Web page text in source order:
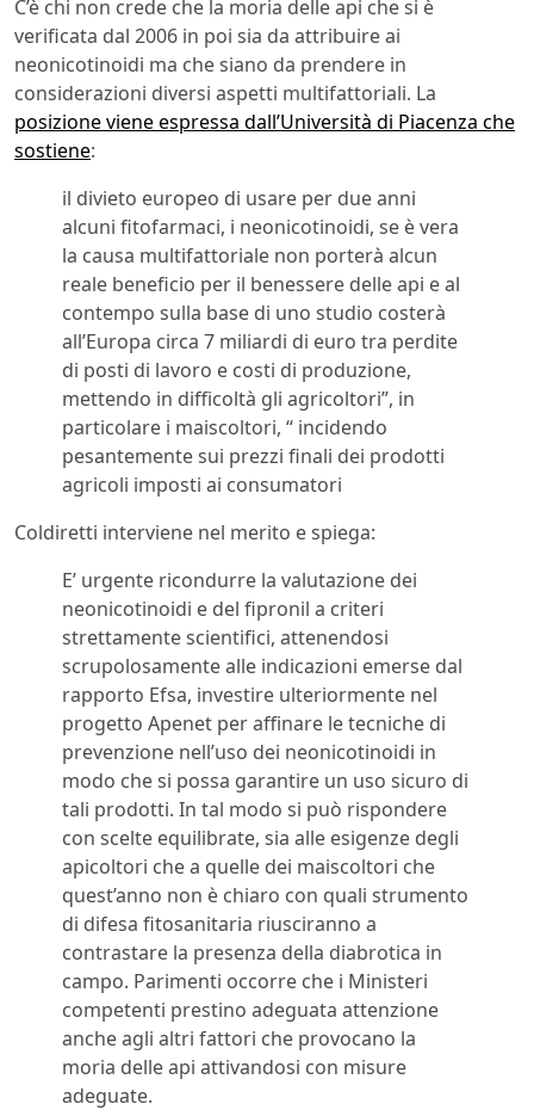
C’è chi non crede che la moria delle api che si è
verificata dal 2006 in poi sia da attribuire ai
neonicotinoidi ma che siano da prendere in
considerazioni diversi aspetti multifattoriali. La
posizione viene espressa dall’Università di Piacenza che
sostiene:
il divieto europeo di usare per due anni
alcuni fitofarmaci, i neonicotinoidi, se è vera
la causa multifattoriale non porterà alcun
reale beneficio per il benessere delle api e al
contempo sulla base di uno studio costerà
all’Europa circa 7 miliardi di euro tra perdite
di posti di lavoro e costi di produzione,
mettendo in difficoltà gli agricoltori”, in
particolare i maiscoltori, “ incidendo
pesantemente sui prezzi finali dei prodotti
agricoli imposti ai consumatori
Coldiretti interviene nel merito e spiega:
E’ urgente ricondurre la valutazione dei
neonicotinoidi e del fipronil a criteri
strettamente scientifici, attenendosi
scrupolosamente alle indicazioni emerse dal
rapporto Efsa, investire ulteriormente nel
progetto Apenet per affinare le tecniche di
prevenzione nell’uso dei neonicotinoidi in
modo che si possa garantire un uso sicuro di
tali prodotti. In tal modo si può rispondere
con scelte equilibrate, sia alle esigenze degli
apicoltori che a quelle dei maiscoltori che
quest’anno non è chiaro con quali strumento
di difesa fitosanitaria riusciranno a
contrastare la presenza della diabrotica in
campo. Parimenti occorre che i Ministeri
competenti prestino adeguata attenzione
anche agli altri fattori che provocano la
moria delle api attivandosi con misure
adeguate.